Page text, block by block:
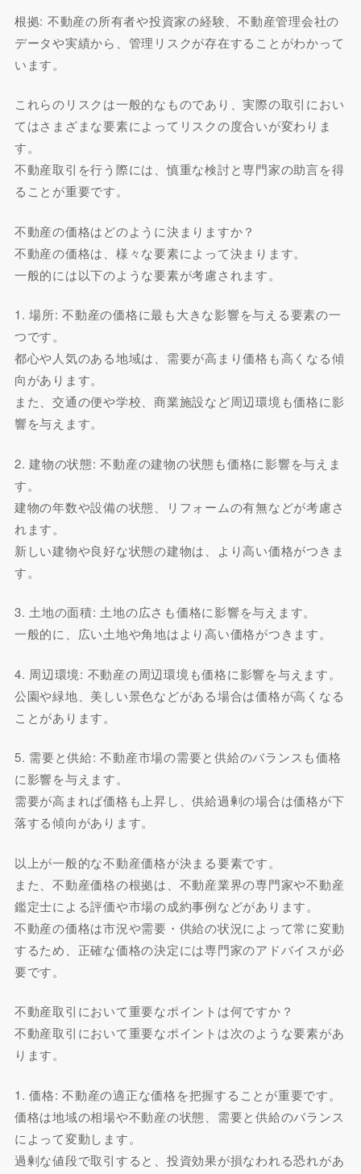
根拠: 不動産の所有者や投資家の経験、不動産管理会社の
データや実績から、管理リスクが存在することがわかって
います。
これらのリスクは一般的なものであり、実際の取引におい
てはさまざまな要素によってリスクの度合いが変わりま
す。
不動産取引を行う際には、慎重な検討と専門家の助言を得
ることが重要です。
不動産の価格はどのように決まりますか？
不動産の価格は、様々な要素によって決まります。
一般的には以下のような要素が考慮されます。
1. 場所: 不動産の価格に最も大きな影響を与える要素の一
つです。
都心や人気のある地域は、需要が高まり価格も高くなる傾
向があります。
また、交通の便や学校、商業施設など周辺環境も価格に影
響を与えます。
2. 建物の状態: 不動産の建物の状態も価格に影響を与えま
す。
建物の年数や設備の状態、リフォームの有無などが考慮さ
れます。
新しい建物や良好な状態の建物は、より高い価格がつきま
す。
3. 土地の面積: 土地の広さも価格に影響を与えます。
一般的に、広い土地や角地はより高い価格がつきます。
4. 周辺環境: 不動産の周辺環境も価格に影響を与えます。
公園や緑地、美しい景色などがある場合は価格が高くなる
ことがあります。
5. 需要と供給: 不動産市場の需要と供給のバランスも価格
に影響を与えます。
需要が高まれば価格も上昇し、供給過剰の場合は価格が下
落する傾向があります。
以上が一般的な不動産価格が決まる要素です。
また、不動産価格の根拠は、不動産業界の専門家や不動産
鑑定士による評価や市場の成約事例などがあります。
不動産の価格は市況や需要・供給の状況によって常に変動
するため、正確な価格の決定には専門家のアドバイスが必
要です。
不動産取引において重要なポイントは何ですか？
不動産取引において重要なポイントは次のような要素があ
ります。
1. 価格: 不動産の適正な価格を把握することが重要です。
価格は地域の相場や不動産の状態、需要と供給のバランス
によって変動します。
過剰な値段で取引すると、投資効果が損なわれる恐れがあ